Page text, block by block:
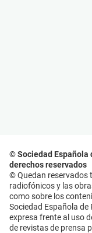
© Sociedad Española
derechos reservados
© Quedan reservados
radiofónicos y las
como sobre los
Sociedad Española de
expresa frente al uso
de revistas de prensa